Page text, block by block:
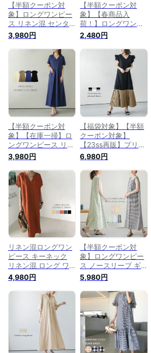
【半額クーポン対
象】ロングワンピー
ス リネン混 センタ
ータック 半袖 フレ
ア ゆったり レディ
ース 大人 おすすめ
ブラック フリーサイ
ズ メール便 2025春
夏 【lswp203-
357】【即納：1-5営
業日】【送料無料】
3,980円
【半額クーポン対
象】【春商品入
荷！】ロングワンピ
ース Vネック バック
リボン 7分袖 フレア
ボリュームスリーブ
レディース おすすめ
おしゃれ ブラック
メール便 2023春夏
新作 【lswp203-
396】【即納：1-5営
業日】【送料無料】
ヤ込1
2,480円
【半額クーポン対
象】【在庫一掃】ロ
ングワンピース リネ
ン混 センタータック
半袖 フレア ゆった
り レディース 大人
おすすめ ブラック
フリーサイズ メール
便 2025春夏
【lswp203-357】
【即納：1-5営業
日】【送料無料】ヤ
込1
3,980円
【福袋対象】【半額
クーポン対象】
【23ss再販】プリー
ツワンピース ロング
Vネックノースリー
ブ 袖フリル レディ
ース おすすめ おし
ゃれ ブラック フリ
ーサイズ メール便
2023春夏新作
【lswp203-393】
【即納：1-5営業
日】【送料無料】ヤ
込1
6,980円
リネン混ロングワン
ピース キーネック
リネン混 ロング ワ
ンピース ワンピ 半
袖 レディース おす
すめ フリーサイズ
メール便 2023春夏
新作 リゾート シン
プル 【lswp203-
365】【即納：1-5営
業日】【送料無料】
ヤ込1
4,980円
【半額クーポン対
象】ロングワンピー
ス ノースリーブ ギ
ンガムチェック サッ
カー生地 レディース
おすすめ おしゃれ
ブラック メール便
2023春夏新作
【lswp203-395】
【即納：1-5営業
日】【送料無料】ヤ
込1
5,980円